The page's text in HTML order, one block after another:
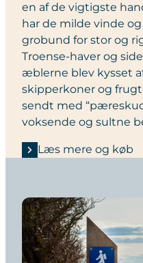
en af de vigtigste
har de milde vinde
grobund for stor og
Troense-haver og
æblerne blev kysset
skipperkoner og
sendt med
voksende og sultne
Læs mere og køb